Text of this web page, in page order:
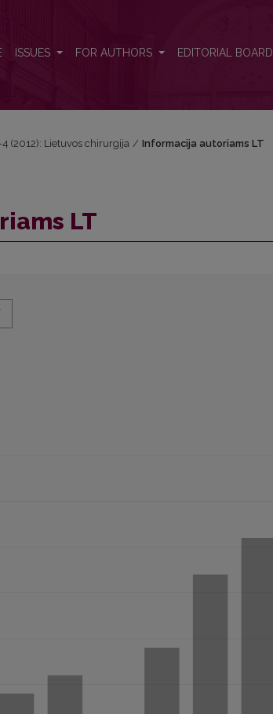
ISSUES FOR AUTHORS EDITORIAL BOARD
4 (2012): Lietuvos chirurgija / Informacija autoriams LT
LT